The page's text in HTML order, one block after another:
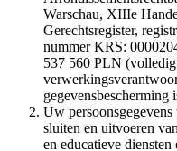
Warschau, XIIIe
Gerechtsregister,
nummer KRS:
537 560 PLN
gegevensbescherming
Uw
sluiten en uitvoeren
en educatieve